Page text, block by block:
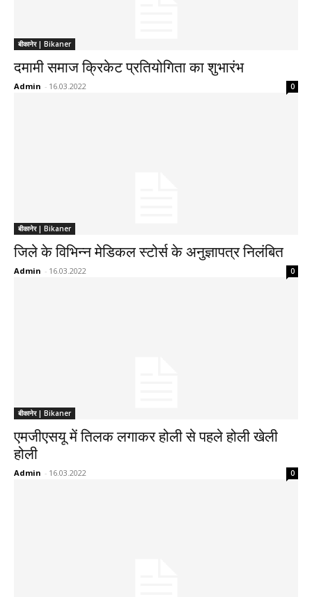
बीकानेर | Bikaner
दमामी समाज क्रिकेट प्रतियोगिता का शुभारंभ
Admin - 16.03.2022 0
बीकानेर | Bikaner
जिले के विभिन्न मेडिकल स्टोर्स के अनुज्ञापत्र निलंबित
Admin - 16.03.2022 0
बीकानेर | Bikaner
एमजीएसयू में तिलक लगाकर होली से पहले होली खेली
होली
Admin - 16.03.2022 0